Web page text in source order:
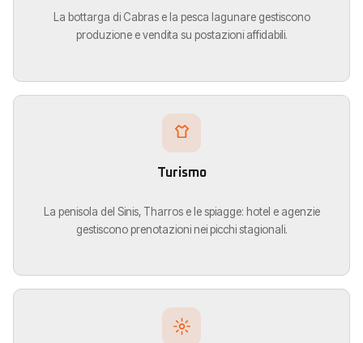
La bottarga di Cabras e la pesca lagunare gestiscono
produzione e vendita su postazioni affidabili.
Turismo
La penisola del Sinis, Tharros e le spiagge: hotel e agenzie
gestiscono prenotazioni nei picchi stagionali.